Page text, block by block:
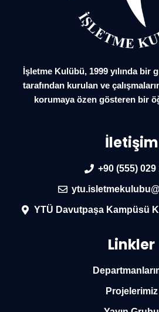
İşletme Kulübü, 1999 yılında bir
tarafından kurulan ve
korumaya özen gösteren bir
İletişim
+90 (555) 029
YTÜ Davutpaşa Kampüsü
Linkler
Projelerimiz